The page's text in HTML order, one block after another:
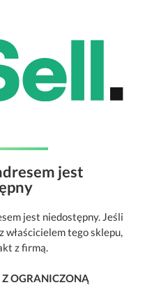
jest
jest niedostępny. Jeśli
tego sklepu,
z firmą.
OGRANICZONĄ